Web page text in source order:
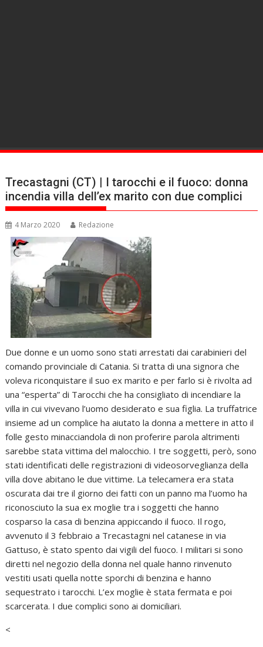
Trecastagni (CT) | I tarocchi e il fuoco: donna
incendia villa dell’ex marito con due complici
4 Marzo 2020 Redazione
Due donne e un uomo sono stati arrestati dai carabinieri del
comando provinciale di Catania. Si tratta di una signora che
voleva riconquistare il suo ex marito e per farlo si è rivolta ad
una “esperta” di Tarocchi che ha consigliato di incendiare la
villa in cui vivevano l’uomo desiderato e sua figlia. La truffatrice
insieme ad un complice ha aiutato la donna a mettere in atto il
folle gesto minacciandola di non proferire parola altrimenti
sarebbe stata vittima del malocchio. I tre soggetti, però, sono
stati identificati delle registrazioni di videosorveglianza della
villa dove abitano le due vittime. La telecamera era stata
oscurata dai tre il giorno dei fatti con un panno ma l’uomo ha
riconosciuto la sua ex moglie tra i soggetti che hanno
cosparso la casa di benzina appiccando il fuoco. Il rogo,
avvenuto il 3 febbraio a Trecastagni nel catanese in via
Gattuso, è stato spento dai vigili del fuoco. I militari si sono
diretti nel negozio della donna nel quale hanno rinvenuto
vestiti usati quella notte sporchi di benzina e hanno
sequestrato i tarocchi. L’ex moglie è stata fermata e poi
scarcerata. I due complici sono ai domiciliari.
<